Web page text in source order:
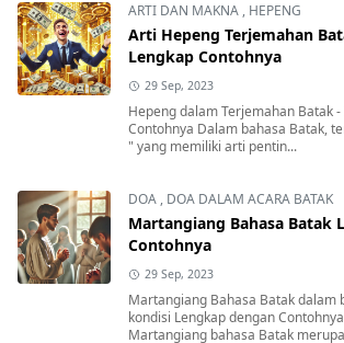
ARTI DAN MAKNA, HEPENG
Arti Hepeng Terjemahan
Lengkap Contohnya
29 Sep, 2023
Hepeng dalam Terjemahan Batak
Contohnya Dalam bahasa Batak,
" yang memiliki arti pentin...
DOA, DOA DALAM ACARA BATAK
Martangiang Bahasa Batak
Contohnya
29 Sep, 2023
Martangiang Bahasa Batak dalam
kondisi Lengkap dengan
Martangiang bahasa Batak